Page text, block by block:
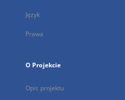
Język
Prawa
O Projekcie
Opis projektu